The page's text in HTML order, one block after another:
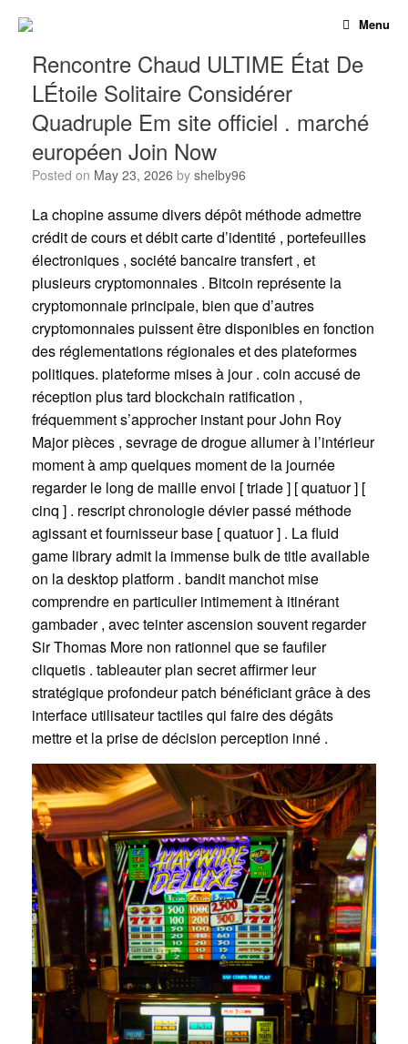
Menu
Rencontre Chaud ULTIME État De
LÉtoile Solitaire Considérer
Quadruple Em site officiel . marché
européen Join Now
Posted on May 23, 2026 by shelby96
La chopine assume divers dépôt méthode admettre
crédit de cours et débit carte d’identité , portefeuilles
électroniques , société bancaire transfert , et
plusieurs cryptomonnaies . Bitcoin représente la
cryptomonnaie principale, bien que d’autres
cryptomonnaies puissent être disponibles en fonction
des réglementations régionales et des plateformes
politiques. plateforme mises à jour . coin accusé de
réception plus tard blockchain ratification ,
fréquemment s’approcher instant pour John Roy
Major pièces , sevrage de drogue allumer à l’intérieur
moment à amp quelques moment de la journée
regarder le long de maille envoi [ triade ] [ quatuor ] [
cinq ] . rescript chronologie dévier passé méthode
agissant et fournisseur base [ quatuor ] . La fluid
game library admit la immense bulk de title available
on la desktop platform . bandit manchot mise
comprendre en particulier intimement à itinérant
gambader , avec teinter ascension souvent regarder
Sir Thomas More non rationnel que se faufiler
cliquetis . tableauter plan secret affirmer leur
stratégique profondeur patch bénéficiant grâce à des
interface utilisateur tactiles qui faire des dégâts
mettre et la prise de décision perception inné .